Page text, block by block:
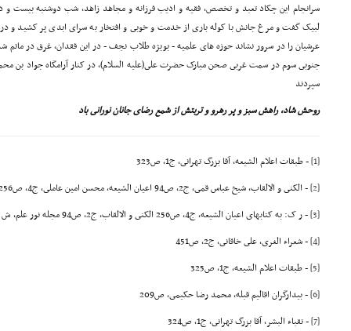
سرانجام این چکاد تعبد و تخصص، فقیه و ادیب فرزانه و مجاهد زاهد، شب دوشنبه بیست و دوم
لبیک گفت و مرغ جانش با کوله بارى از خدمت و خوبى و افتخار به سراى ابدى پر کشید و
عرشیان را در سرور نشاند حوزه هاى علمیه - بویژه طلاب نجف - در این فقدان، غرق در ماتم
جنوبى سوم در سمت غربى صحن مبارک حضرت على(علیه السلام)، در کنار آرامگاه جواد بن
سپردند
روحش شاد، راهش سبز و پر رهرو و تربتش از شمع رضاى جانان نورانى باد
[1] - طبقات اعلام الشیعه، آقا بزرگ تهرانى، ج1، ص323
[2] - الکنى و الالقاب، شیخ عباس قمى، ج2، ص94 اعیان الشیعه، محسن امین عاملى، ج4، ص256
[3] - ر ک: به کتابهاى اعیان الشیعه، ج4، ص256 الکنى و الالقاب، ج2، ص94 مجله نور علم، ش 41 مجله مشکوة، شماره اول، پاییز 1361
[4] - شعراء الغرى، على خاقانى، ج2، ص451
[5] - طبقات اعلام الشیعه، ج1، ص325
[6] - بیدارگران اقالیم قبله، محمد رضا حکیمى، ص209
[7] - نقباء البشر، آقا بزرگ تهرانى، ج1، ص324